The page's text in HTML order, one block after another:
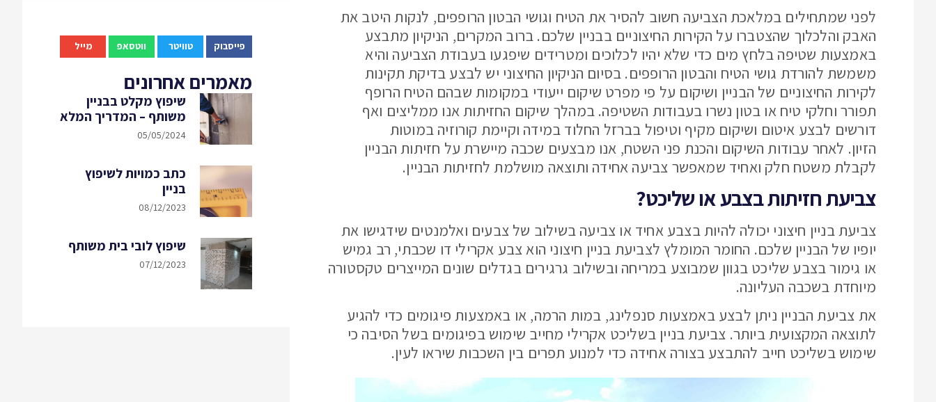
לפני שמתחילים במלאכת הצביעה חשוב להסיר את הטיח וגושי הבטון הרופפים, לנקות היטב את
האבק והלכלוך שהצטברו על הקירות החיצוניים בבניין שלכם. ברוב המקרים, הניקיון מתבצע
באמצעות שטיפה בלחץ מים כדי שלא יהיו לכלוכים ומטרידים שיפגעו בעבודת הצביעה והיא
משמשת להורדת גושי הטיח והבטון הרופפים. בסיום הניקיון החיצוני יש לבצע בדיקת תקינות
לקירות החיצוניים של הבניין ושיקום על פי מפרט שיקום ייעודי במקומות שבהם הטיח הרופף
תפורר וחלקי טיח או בטון נשרו בעבודות השטיפה. במהלך שיקום החזיתות אנו ממליצים ואף
דורשים לבצע איטום ושיקום מקיף וטיפול בברזל החלוד במידה וקיימת קורוזיה במוטות
הזיון. לאחר עבודות השיקום והכנת פני השטח, אנו מבצעים שכבה מיישרת על חזיתות הבניין
לקבלת משטח חלק ואחיד שמאפשר צביעה אחידה ותוצאה מושלמת לחזיתות הבניין.
צביעת חזיתות בצבע או שליכט?
צביעת בניין חיצוני יכולה להיות בצבע אחיד או צביעה בשילוב של צבעים ואלמנטים שידגישו את
יופיו של הבניין שלכם. החומר המומלץ לצביעת בניין חיצוני הוא צבע אקרילי דו שכבתי, רב גמיש
או גימור בצבע שליכט בגוון שמבוצע במריחה ובשילוב גרגירים בגדלים שונים המייצרים טקסטורה
מיוחדת בשכבה העליונה.
את צביעת הבניין ניתן לבצע באמצעות סנפלינג, במות הרמה, או באמצעות פיגומים כדי להגיע
לתוצאה המקצועית ביותר. צביעת בניין בשליכט אקרילי מחייב שימוש בפיגומים בשל הסיבה כי
שימוש בשליכט חייב להתבצע בצורה אחידה כדי למנוע תפרים בין השכבות שיראו לעין.
פייסבוק טוויטר ווטסאפ מייל
מאמרים אחרונים
שיפוץ מקלט בבניין
משותף – המדריך המלא
05/05/2024
כתב כמויות לשיפוץ
בניין
08/12/2023
שיפוץ לובי בית משותף
07/12/2023